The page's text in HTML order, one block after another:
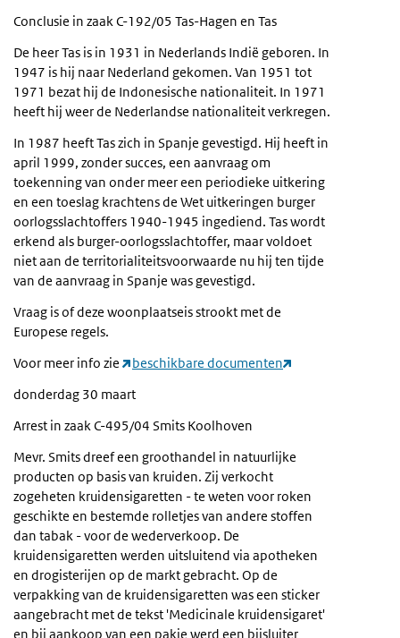
Conclusie in zaak C-192/05 Tas-Hagen en Tas
De heer Tas is in 1931 in Nederlands Indië geboren. In
1947 is hij naar Nederland gekomen. Van 1951 tot
1971 bezat hij de Indonesische nationaliteit. In 1971
heeft hij weer de Nederlandse nationaliteit verkregen.
In 1987 heeft Tas zich in Spanje gevestigd. Hij heeft in
april 1999, zonder succes, een aanvraag om
toekenning van onder meer een periodieke uitkering
en een toeslag krachtens de Wet uitkeringen burger
oorlogsslachtoffers 1940-1945 ingediend. Tas wordt
erkend als burger-oorlogsslachtoffer, maar voldoet
niet aan de territorialiteitsvoorwaarde nu hij ten tijde
van de aanvraag in Spanje was gevestigd.
Vraag is of deze woonplaatseis strookt met de
Europese regels.
Voor meer info zie
beschikbare documenten
donderdag 30 maart
Arrest in zaak C-495/04 Smits Koolhoven
Mevr. Smits dreef een groothandel in natuurlijke
producten op basis van kruiden. Zij verkocht
zogeheten kruidensigaretten - te weten voor roken
geschikte en bestemde rolletjes van andere stoffen
dan tabak - voor de wederverkoop. De
kruidensigaretten werden uitsluitend via apotheken
en drogisterijen op de markt gebracht. Op de
verpakking van de kruidensigaretten was een sticker
aangebracht met de tekst 'Medicinale kruidensigaret'
en bij aankoop van een pakje werd een bijsluiter